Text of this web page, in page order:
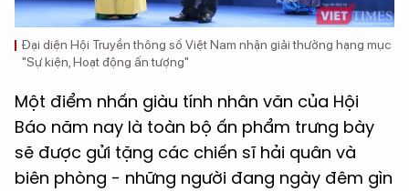
Đại diện Hội Truyền thông số Việt Nam nhận giải thưởng hạng mục
"Sự kiện, Hoạt động ấn tượng"
Một điểm nhấn giàu tính nhân văn của Hội
Báo năm nay là toàn bộ ấn phẩm trưng bày
sẽ được gửi tặng các chiến sĩ hải quân và
biên phòng - những người đang ngày đêm gìn